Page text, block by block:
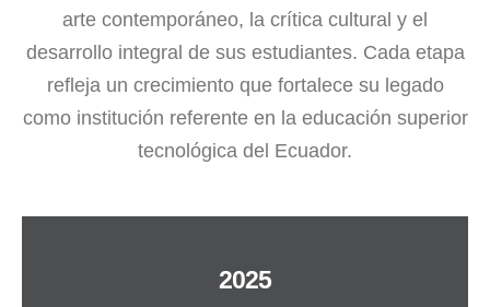
arte contemporáneo, la crítica cultural y el
desarrollo integral de sus estudiantes. Cada etapa
refleja un crecimiento que fortalece su legado
como institución referente en la educación superior
tecnológica del Ecuador.
2025